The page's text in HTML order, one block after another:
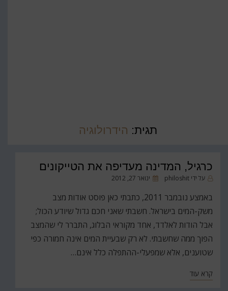
תגית: הידרולוגיה
כרגיל, המדינה מעדיפה את הטייקונים
על ידי philoshit
פורסם
ינואר 27, 2012
באמצע נובמבר 2011, כתבתי כאן פוסט אודות מצב
משק-המים בישראל. חשבתי שאני חכם גדול שיודע הכול;
אבל הודות לאלדד, אחד מקוראי הבלוג, התברר לי שהמצב
הפוך ממה שחשבתי. לא רק שבעיית המים אינה חמורה כפי
שטוענים, אלא שמפעלי-ההתפלה כלל אינם…
קרא עוד